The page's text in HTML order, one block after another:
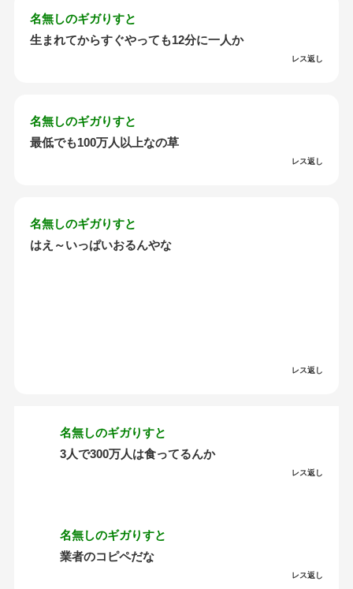
名無しのギガりすと
生まれてからすぐやっても12分に一人か
レス返し
名無しのギガりすと
最低でも100万人以上なの草
レス返し
名無しのギガりすと
はえ～いっぱいおるんやな
レス返し
名無しのギガりすと
3人で300万人は食ってるんか
レス返し
名無しのギガりすと
業者のコピペだな
レス返し